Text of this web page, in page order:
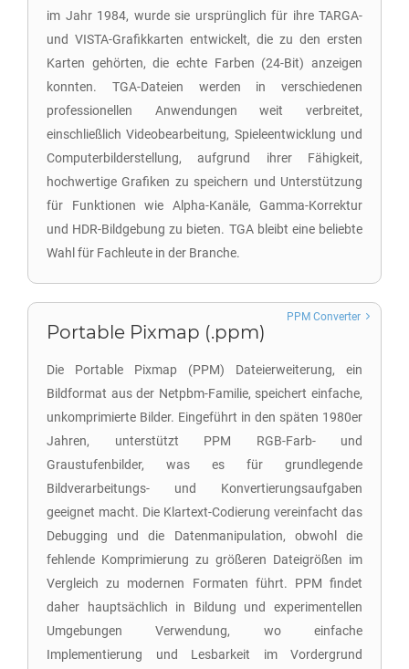
im Jahr 1984, wurde sie ursprünglich für ihre TARGA-
und VISTA-Grafikkarten entwickelt, die zu den ersten
Karten gehörten, die echte Farben (24-Bit) anzeigen
konnten. TGA-Dateien werden in verschiedenen
professionellen Anwendungen weit verbreitet,
einschließlich Videobearbeitung, Spieleentwicklung und
Computerbilderstellung, aufgrund ihrer Fähigkeit,
hochwertige Grafiken zu speichern und Unterstützung
für Funktionen wie Alpha-Kanäle, Gamma-Korrektur
und HDR-Bildgebung zu bieten. TGA bleibt eine beliebte
Wahl für Fachleute in der Branche.
Portable Pixmap (.ppm)
Die Portable Pixmap (PPM) Dateierweiterung, ein
Bildformat aus der Netpbm-Familie, speichert einfache,
unkomprimierte Bilder. Eingeführt in den späten 1980er
Jahren, unterstützt PPM RGB-Farb- und
Graustufenbilder, was es für grundlegende
Bildverarbeitungs- und Konvertierungsaufgaben
geeignet macht. Die Klartext-Codierung vereinfacht das
Debugging und die Datenmanipulation, obwohl die
fehlende Komprimierung zu größeren Dateigrößen im
Vergleich zu modernen Formaten führt. PPM findet
daher hauptsächlich in Bildung und experimentellen
Umgebungen Verwendung, wo einfache
Implementierung und Lesbarkeit im Vordergrund
PPM Converter